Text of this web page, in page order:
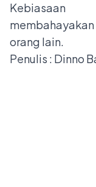
orang lain.
Penulis : Dinno